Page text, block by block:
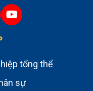
tổng thể
sự